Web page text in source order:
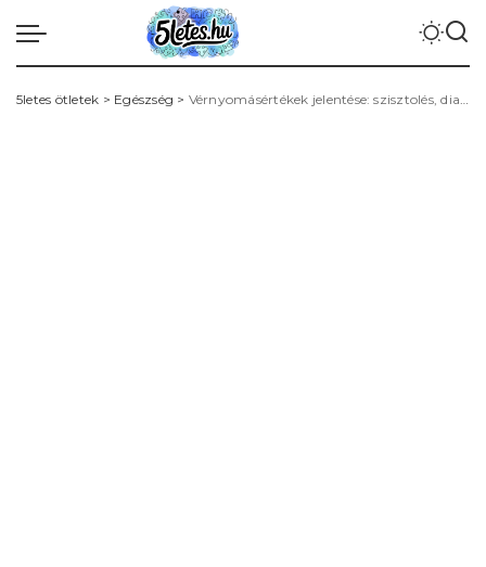
5letes ötletek > Egészség > Vérnyomásértékek jelentése: szisztolés, diasztolés, pulzusnyomás és egészségügyi kategóriák